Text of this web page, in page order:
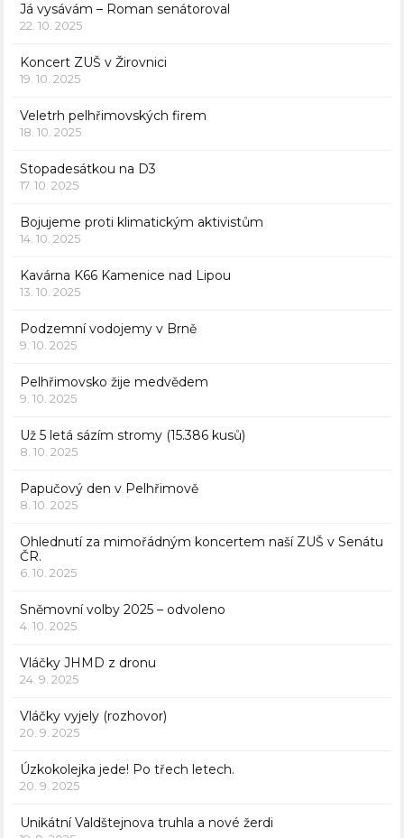
Já vysávám – Roman senátoroval
22. 10. 2025
Koncert ZUŠ v Žirovnici
19. 10. 2025
Veletrh pelhřimovských firem
18. 10. 2025
Stopadesátkou na D3
17. 10. 2025
Bojujeme proti klimatickým aktivistům
14. 10. 2025
Kavárna K66 Kamenice nad Lipou
13. 10. 2025
Podzemní vodojemy v Brně
9. 10. 2025
Pelhřimovsko žije medvědem
9. 10. 2025
Už 5 letá sázím stromy (15.386 kusů)
8. 10. 2025
Papučový den v Pelhřimově
8. 10. 2025
Ohlednutí za mimořádným koncertem naší ZUŠ v Senátu
ČR.
6. 10. 2025
Sněmovní volby 2025 – odvoleno
4. 10. 2025
Vláčky JHMD z dronu
24. 9. 2025
Vláčky vyjely (rozhovor)
20. 9. 2025
Úzkokolejka jede! Po třech letech.
20. 9. 2025
Unikátní Valdštejnova truhla a nové žerdi